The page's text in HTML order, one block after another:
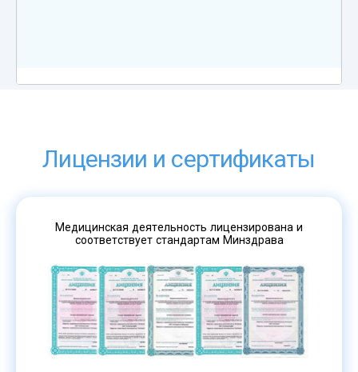
Лицензии и сертификаты
Медицинская деятельность лицензирована и
соответствует стандартам Минздрава